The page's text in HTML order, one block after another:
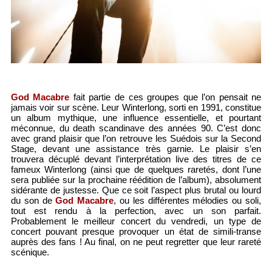
God Macabre fait partie de ces groupes que l’on pensait ne
jamais voir sur scène. Leur Winterlong, sorti en 1991, constitue
un album mythique, une influence essentielle, et pourtant
méconnue, du death scandinave des années 90. C’est donc
avec grand plaisir que l’on retrouve les Suédois sur la Second
Stage, devant une assistance très garnie. Le plaisir s’en
trouvera décuplé devant l’interprétation live des titres de ce
fameux Winterlong (ainsi que de quelques raretés, dont l’une
sera publiée sur la prochaine réédition de l’album), absolument
sidérante de justesse. Que ce soit l’aspect plus brutal ou lourd
du son deGod Macabre, ou les différentes mélodies ou soli,
tout est rendu à la perfection, avec un son parfait.
Probablement le meilleur concert du vendredi, un type de
concert pouvant presque provoquer un état de simili-transe
auprès des fans ! Au final, on ne peut regretter que leur rareté
scénique.